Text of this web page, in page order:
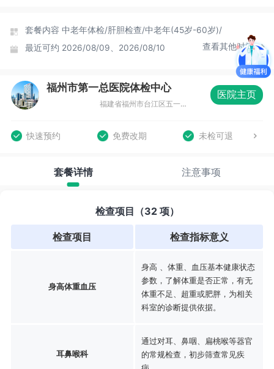
套餐内容 中老年体检/肝胆检查/中老年(45岁-60岁)/
最近可约 2026/08/09、2026/08/10 查看其他时间
福州市第一总医院体检中心
福建省福州市台江区五一南路52号市一体检中心（福州市第十五中学旁）
医院主页
快速预约 免费改期 未检可退
套餐详情 注意事项
检查项目（32 项）
检查项目 检查指标意义
身高体重血压
身高 、体重、血压基本健康状态
参数，了解体重是否正常，有无
体重不足、超重或肥胖，为相关
科室的诊断提供依据。
耳鼻喉科
通过对耳、鼻咽、扁桃喉等器官
的常规检查，初步筛查常见疾